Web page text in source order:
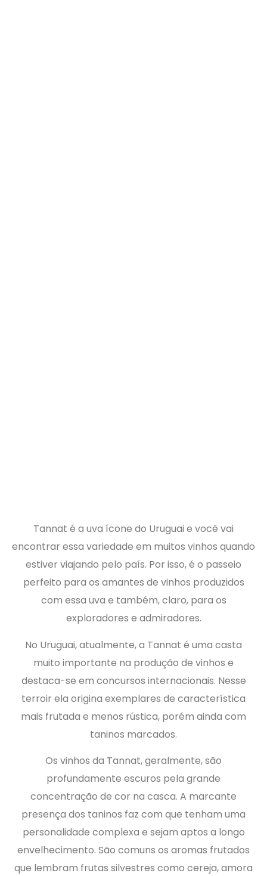
Tannat é a uva ícone do Uruguai e você vai
encontrar essa variedade em muitos vinhos quando
estiver viajando pelo país. Por isso, é o passeio
perfeito para os amantes de vinhos produzidos
com essa uva e também, claro, para os
exploradores e admiradores.
No Uruguai, atualmente, a Tannat é uma casta
muito importante na produção de vinhos e
destaca-se em concursos internacionais. Nesse
terroir ela origina exemplares de característica
mais frutada e menos rústica, porém ainda com
taninos marcados.
Os vinhos da Tannat, geralmente, são
profundamente escuros pela grande
concentração de cor na casca. A marcante
presença dos taninos faz com que tenham uma
personalidade complexa e sejam aptos a longo
envelhecimento. São comuns os aromas frutados
que lembram frutas silvestres como cereja, amora